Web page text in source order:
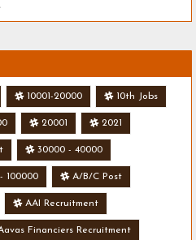
10001-20000 10th Jobs
20001 2021
30000 - 40000
100000 A/B/C Post
AAI Recruitment
Financiers Recruitment